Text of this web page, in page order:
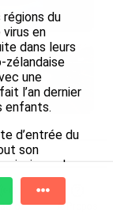
A Propos
du
en
dans leurs
zélandaise
une
l’an dernier
enfants.
d’entrée du
son
» dans
avons